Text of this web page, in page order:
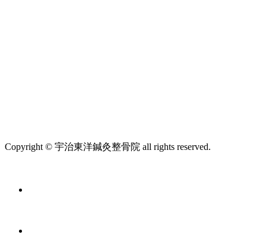
Copyright © 宇治東洋鍼灸整骨院 all rights reserved.